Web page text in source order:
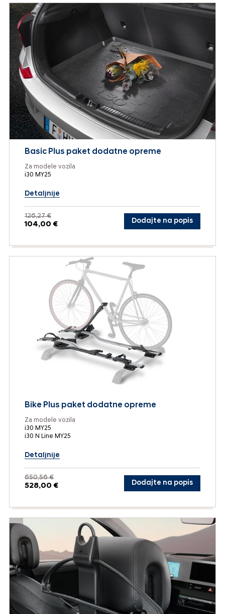
Basic Plus paket dodatne opreme
Za modele vozila
i30 MY25
Detaljnije
126,27 €
104,00 € Dodajte na popis
Bike Plus paket dodatne opreme
Za modele vozila
i30 MY25
i30 N Line MY25
Detaljnije
650,56 €
528,00 € Dodajte na popis